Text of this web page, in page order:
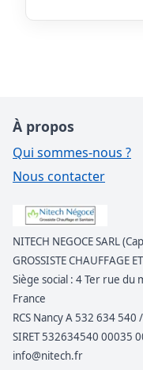
À propos
Qui sommes-nous ?
Nous contacter
NITECH NEGOCE SARL
GROSSISTE CHAUFFAGE
Siège social : 4 Ter rue du
France
RCS Nancy A 532 634 540
SIRET 532634540 00035
info@nitech.fr